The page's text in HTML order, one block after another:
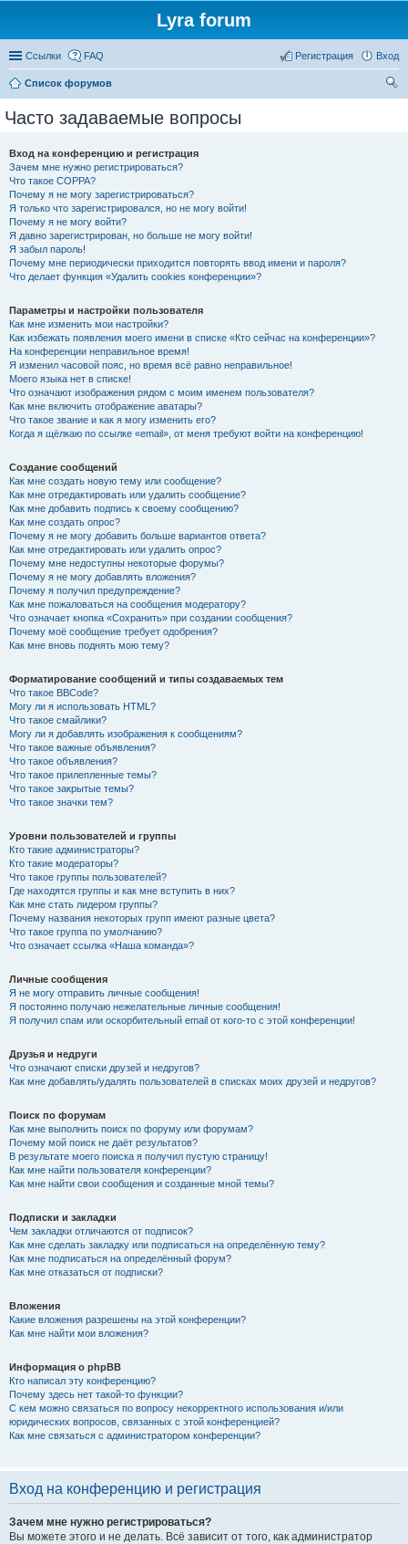
Lyra forum
Ссылки FAQ Вход
Регистрация
Список форумов
Часто задаваемые вопросы
Вход на конференцию и регистрация
Зачем мне нужно регистрироваться?
Что такое COPPA?
Почему я не могу зарегистрироваться?
Я только что зарегистрировался, но не могу войти!
Почему я не могу войти?
Я давно зарегистрирован, но больше не могу войти!
Я забыл пароль!
Почему мне периодически приходится повторять ввод имени и пароля?
Что делает функция «Удалить cookies конференции»?
Параметры и настройки пользователя
Как мне изменить мои настройки?
Как избежать появления моего имени в списке «Кто сейчас на конференции»?
На конференции неправильное время!
Я изменил часовой пояс, но время всё равно неправильное!
Моего языка нет в списке!
Что означают изображения рядом с моим именем пользователя?
Как мне включить отображение аватары?
Что такое звание и как я могу изменить его?
Когда я щёлкаю по ссылке «email», от меня требуют войти на конференцию!
Создание сообщений
Как мне создать новую тему или сообщение?
Как мне отредактировать или удалить сообщение?
Как мне добавить подпись к своему сообщению?
Как мне создать опрос?
Почему я не могу добавить больше вариантов ответа?
Как мне отредактировать или удалить опрос?
Почему мне недоступны некоторые форумы?
Почему я не могу добавлять вложения?
Почему я получил предупреждение?
Как мне пожаловаться на сообщения модератору?
Что означает кнопка «Сохранить» при создании сообщения?
Почему моё сообщение требует одобрения?
Как мне вновь поднять мою тему?
Форматирование сообщений и типы создаваемых тем
Что такое BBCode?
Могу ли я использовать HTML?
Что такое смайлики?
Могу ли я добавлять изображения к сообщениям?
Что такое важные объявления?
Что такое объявления?
Что такое прилепленные темы?
Что такое закрытые темы?
Что такое значки тем?
Уровни пользователей и группы
Кто такие администраторы?
Кто такие модераторы?
Что такое группы пользователей?
Где находятся группы и как мне вступить в них?
Как мне стать лидером группы?
Почему названия некоторых групп имеют разные цвета?
Что такое группа по умолчанию?
Что означает ссылка «Наша команда»?
Личные сообщения
Я не могу отправить личные сообщения!
Я постоянно получаю нежелательные личные сообщения!
Я получил спам или оскорбительный email от кого-то с этой конференции!
Друзья и недруги
Что означают списки друзей и недругов?
Как мне добавлять/удалять пользователей в списках моих друзей и недругов?
Поиск по форумам
Как мне выполнить поиск по форуму или форумам?
Почему мой поиск не даёт результатов?
В результате моего поиска я получил пустую страницу!
Как мне найти пользователя конференции?
Как мне найти свои сообщения и созданные мной темы?
Подписки и закладки
Чем закладки отличаются от подписок?
Как мне сделать закладку или подписаться на определённую тему?
Как мне подписаться на определённый форум?
Как мне отказаться от подписки?
Вложения
Какие вложения разрешены на этой конференции?
Как мне найти мои вложения?
Информация о phpBB
Кто написал эту конференцию?
Почему здесь нет такой-то функции?
С кем можно связаться по вопросу некорректного использования и/или
юридических вопросов, связанных с этой конференцией?
Как мне связаться с администратором конференции?
Вход на конференцию и регистрация
Зачем мне нужно регистрироваться?
Вы можете этого и не делать. Всё зависит от того, как администратор